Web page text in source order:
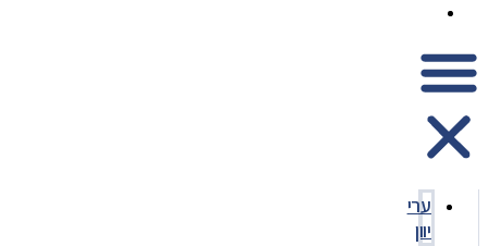
ערי
יוון